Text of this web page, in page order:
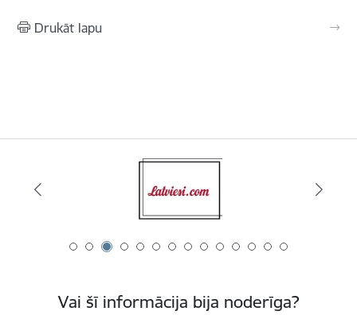
Drukāt lapu
Vai šī informācija bija noderīga?